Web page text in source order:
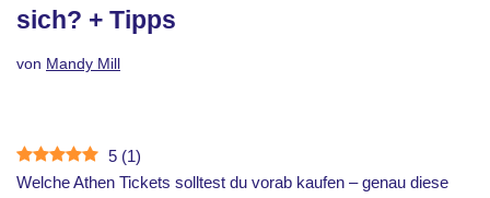
sich? + Tipps
von Mandy Mill
5 (1)
Welche Athen Tickets solltest du vorab kaufen – genau diese